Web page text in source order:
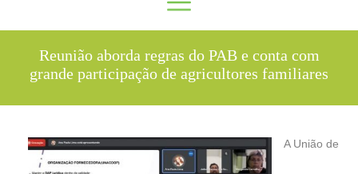
Reunião aborda regras do PAB e conta com
grande participação de agricultores familiares
A União de